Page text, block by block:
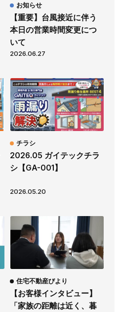
【重要】台風接近に伴う
本日の営業時間変更につ
いて
お知らせ
2026.06.27
2026.05 ガイテックチラ
シ【GA-001】
チラシ
2026.05.20
【お客様インタビュー】
「家族の距離は近く、暮
住宅不動産びより